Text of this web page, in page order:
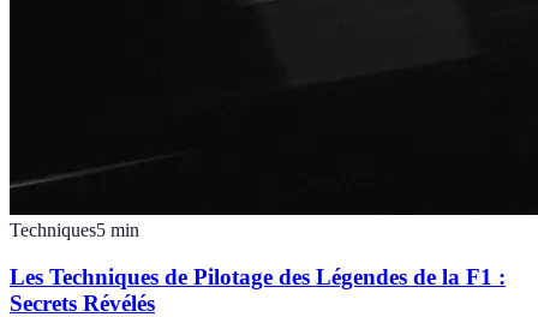
Techniques5 min
Les Techniques de Pilotage des Légendes de la F1 :
Secrets Révélés